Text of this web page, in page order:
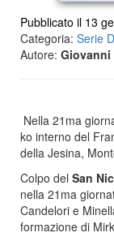
Pubblicato il 13
Categoria: Serie D
Autore: Giovanni
Nella 21ma
ko interno del
della Jesina,
Colpo del San
nella 21ma
Candelori e
formazione di